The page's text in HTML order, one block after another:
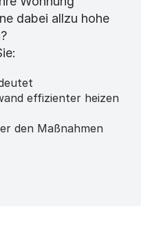
dabei allzu hohe
effizienter heizen
den Maßnahmen